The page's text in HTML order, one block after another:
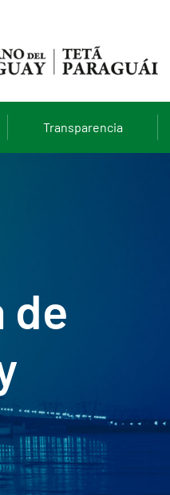
Transparencia
de